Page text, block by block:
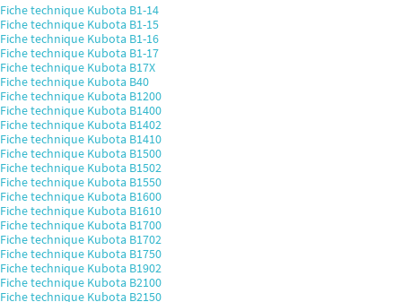
Fiche technique Kubota B1-14
Fiche technique Kubota B1-15
Fiche technique Kubota B1-16
Fiche technique Kubota B1-17
Fiche technique Kubota B17X
Fiche technique Kubota B40
Fiche technique Kubota B1200
Fiche technique Kubota B1400
Fiche technique Kubota B1402
Fiche technique Kubota B1410
Fiche technique Kubota B1500
Fiche technique Kubota B1502
Fiche technique Kubota B1550
Fiche technique Kubota B1600
Fiche technique Kubota B1610
Fiche technique Kubota B1700
Fiche technique Kubota B1702
Fiche technique Kubota B1750
Fiche technique Kubota B1902
Fiche technique Kubota B2100
Fiche technique Kubota B2150